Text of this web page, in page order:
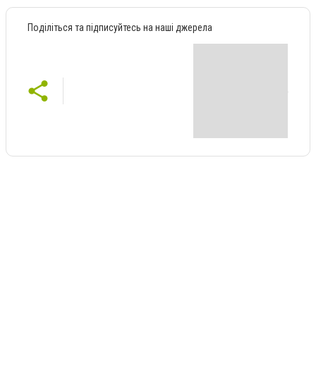
Поділіться та підписуйтесь на наші джерела